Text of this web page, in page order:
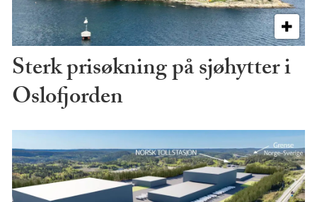
Sterk prisøkning på sjøhytter i
Oslofjorden